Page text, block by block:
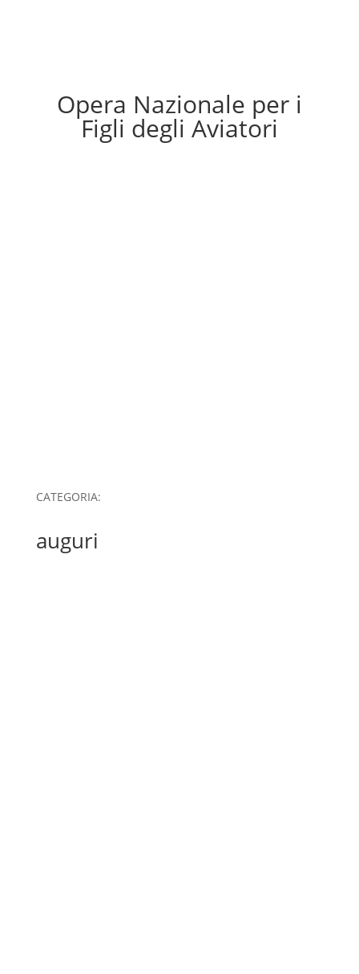
Opera Nazionale per i
Figli degli Aviatori
CATEGORIA:
auguri